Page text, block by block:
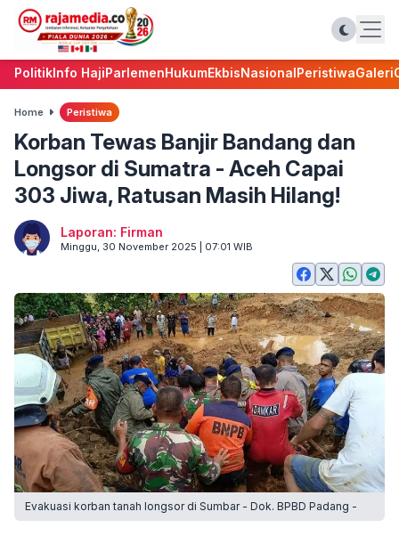
PolitikInfo HajiParlemenHukumEkbisNasionalPeristiwaGaleri
Home Peristiwa
Korban Tewas Banjir Bandang dan
Longsor di Sumatra - Aceh Capai
303 Jiwa, Ratusan Masih Hilang!
Laporan: Firman
Minggu, 30 November 2025 | 07:01 WIB
Evakuasi korban tanah longsor di Sumbar - Dok. BPBD Padang -